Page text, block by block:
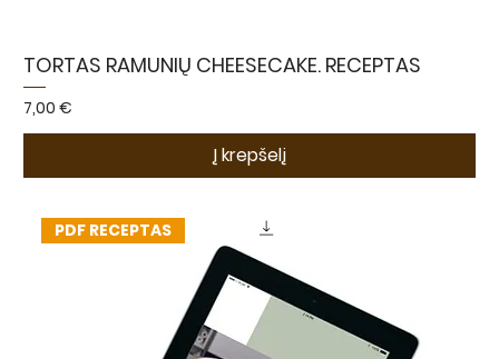
TORTAS RAMUNIŲ CHEESECAKE. RECEPTAS
Kaina
7,00 €
Į krepšelį
PDF RECEPTAS